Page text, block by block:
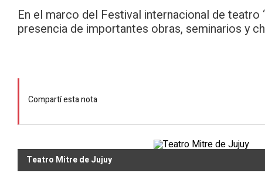
En el marco del Festival internacional de
presencia de importantes obras, seminarios y
Compartí esta nota
Teatro Mitre de Jujuy